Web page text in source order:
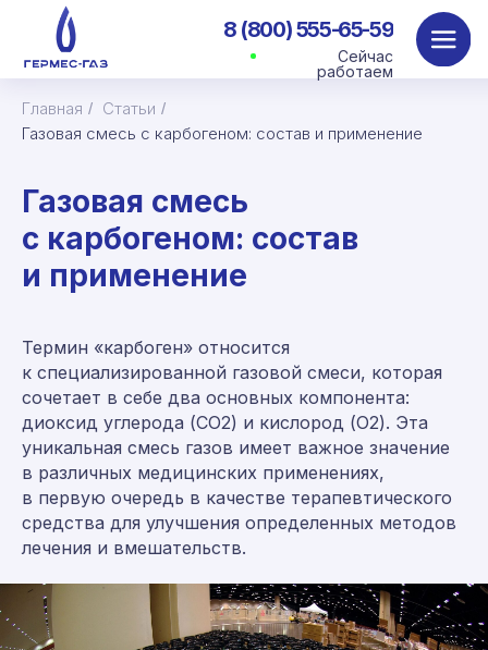
8 (800) 555-65-59
Сейчас
работаем
Главная / Статьи /
Газовая смесь с карбогеном: состав и применение
Газовая смесь
с карбогеном: состав
и применение
Термин «карбоген» относится
к специализированной газовой смеси, которая
сочетает в себе два основных компонента:
диоксид углерода (CO2) и кислород (O2). Эта
уникальная смесь газов имеет важное значение
в различных медицинских применениях,
в первую очередь в качестве терапевтического
средства для улучшения определенных методов
лечения и вмешательств.